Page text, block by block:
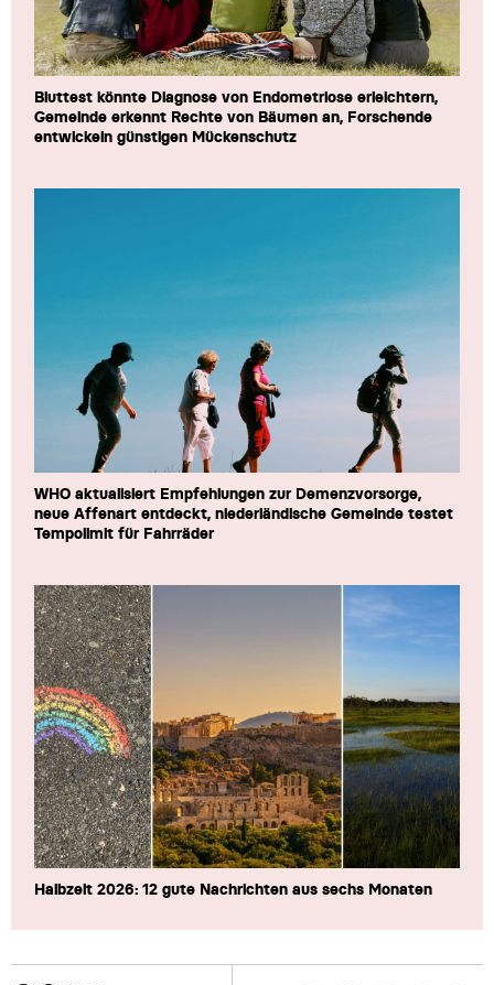
Bluttest könnte Diagnose von Endometriose erleichtern,
Gemeinde erkennt Rechte von Bäumen an, Forschende
entwickeln günstigen Mückenschutz
WHO aktualisiert Empfehlungen zur Demenzvorsorge,
neue Affenart entdeckt, niederländische Gemeinde testet
Tempolimit für Fahrräder
Halbzeit 2026: 12 gute Nachrichten aus sechs Monaten